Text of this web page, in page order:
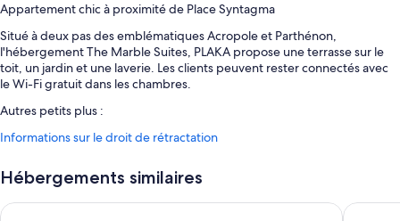
Appartement chic à proximité de Place Syntagma
Situé à deux pas des emblématiques Acropole et Parthénon,
l'hébergement The Marble Suites, PLAKA propose une terrasse sur le
toit, un jardin et une laverie. Les clients peuvent rester connectés avec
le Wi-Fi gratuit dans les chambres.
Autres petits plus :
Parking en libre-service (en supplément), service de départ express
Livres, une consigne à bagages et mobilier d'extérieur
Hébergement non-fumeurs et ascenseur
Informations sur le droit de rétractation
Hébergements similaires
101 Adrianou Luxury Urban Stay Athens